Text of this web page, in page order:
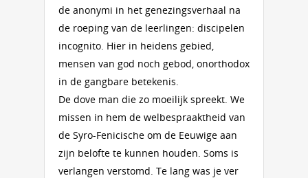
de anonymi in het genezingsverhaal na
de roeping van de leerlingen: discipelen
incognito. Hier in heidens gebied,
mensen van god noch gebod, onorthodox
in de gangbare betekenis.
De dove man die zo moeilijk spreekt. We
missen in hem de welbespraaktheid van
de Syro-Fenicische om de Eeuwige aan
zijn belofte te kunnen houden. Soms is
verlangen verstomd. Te lang was je ver